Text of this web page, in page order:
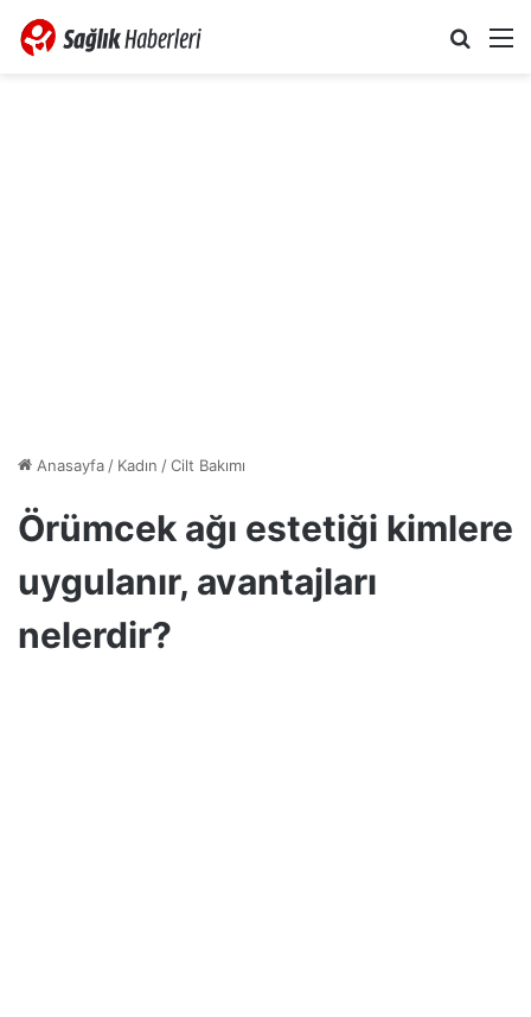
Anasayfa/ Kadın /Cilt Bakımı
Örümcek ağı estetiği kimlere
uygulanır, avantajları
nelerdir?